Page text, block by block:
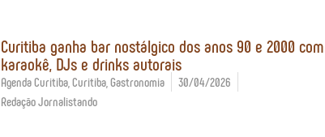
Curitiba ganha bar nostálgico dos anos 90 e 2000 com
karaokê, DJs e drinks autorais
Agenda Curitiba, Curitiba, Gastronomia
30/04/2026
Redação Jornalistando